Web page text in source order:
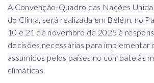
A Convenção-Quadro das Nações
do Clima, será realizada em Belém, no
10 e 21 de novembro de 2025 é
decisões necessárias para implementar
assumidos pelos países no combate às
climáticas.